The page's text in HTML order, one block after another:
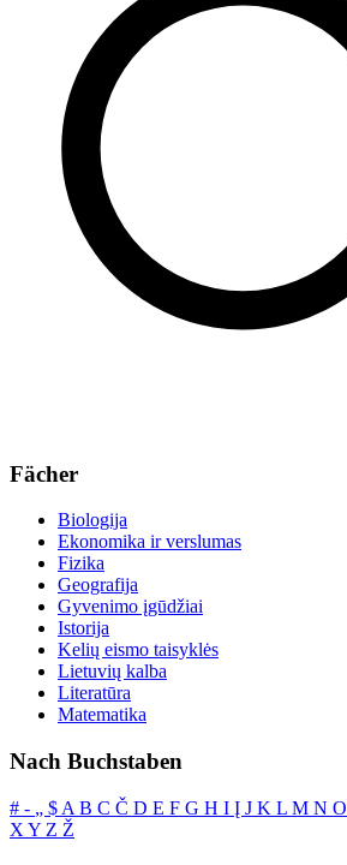
Fächer
Biologija
Ekonomika ir verslumas
Fizika
Geografija
Gyvenimo įgūdžiai
Istorija
Kelių eismo taisyklės
Lietuvių kalba
Literatūra
Matematika
Nach Buchstaben
# ‐ „ $ A B C Č D E F G H I Į J K L M N O
X Y Z Ž